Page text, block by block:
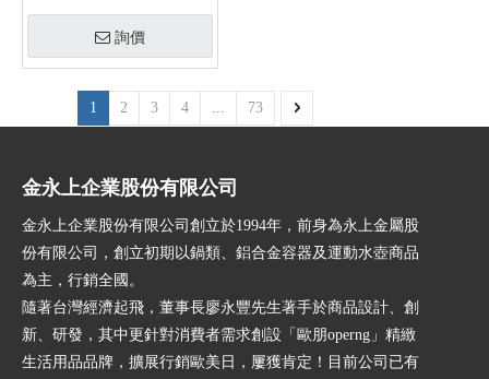
詢價
1 2 3 4 73
金永上企業股份有限公司
金永上企業股份有限公司創立於1994年，前身為永上金屬股
份有限公司，創立初期以鍋類、鋁合金容器及運動水壺商品
為主，行銷全國。
隨著台灣經濟起飛，董事長廖永豐先生著手於商品設計、創
新、研發，其中更針對消費者需求創設「歐朋operng」精緻
生活用品品牌，擴展行銷歐美日，屢獲肯定！目前公司已有